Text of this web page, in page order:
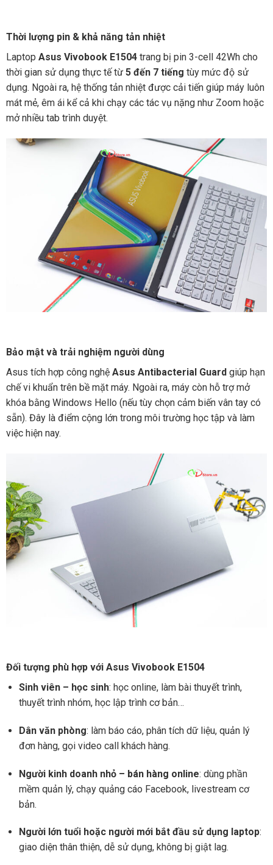
Thời lượng pin & khả năng tản nhiệt
Laptop Asus Vivobook E1504trang bị pin 3-cell 42Wh cho
thời gian sử dụng thực tế từ 5 đến 7 tiếng tùy mức độ sử
dụng. Ngoài ra, hệ thống tản nhiệt được cải tiến giúp máy luôn
mát mẻ, êm ái kể cả khi chạy các tác vụ nặng như Zoom hoặc
mở nhiều tab trình duyệt.
Bảo mật và trải nghiệm người dùng
Asus tích hợp công nghệ Asus Antibacterial Guardgiúp hạn
chế vi khuẩn trên bề mặt máy. Ngoài ra, máy còn hỗ trợ mở
khóa bằng Windows Hello (nếu tùy chọn cảm biến vân tay có
sẵn). Đây là điểm cộng lớn trong môi trường học tập và làm
việc hiện nay.
Đối tượng phù hợp với Asus Vivobook E1504
Sinh viên – học sinh: học online, làm bài thuyết trình,
thuyết trình nhóm, học lập trình cơ bản…
Dân văn phòng: làm báo cáo, phân tích dữ liệu, quản lý
đơn hàng, gọi video call khách hàng.
Người kinh doanh nhỏ – bán hàng online: dùng phần
mềm quản lý, chạy quảng cáo Facebook, livestream cơ
bản.
Người lớn tuổi hoặc người mới bắt đầu sử dụng laptop:
giao diện thân thiện, dễ sử dụng, không bị giật lag.